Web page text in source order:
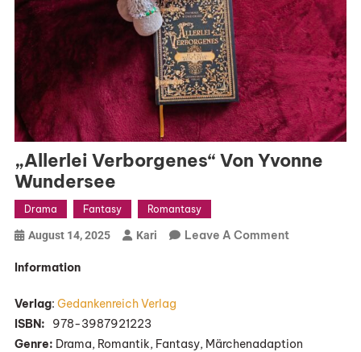
„Allerlei Verborgenes“ Von Yvonne
Wundersee
Drama Fantasy Romantasy
August 14, 2025 Kari Leave A CommentOn
Information
Verlag: Gedankenreich Verlag
ISBN: ‎ ‎ ‎978-3987921223
Genre: Drama, Romantik, Fantasy, Märchenadaption